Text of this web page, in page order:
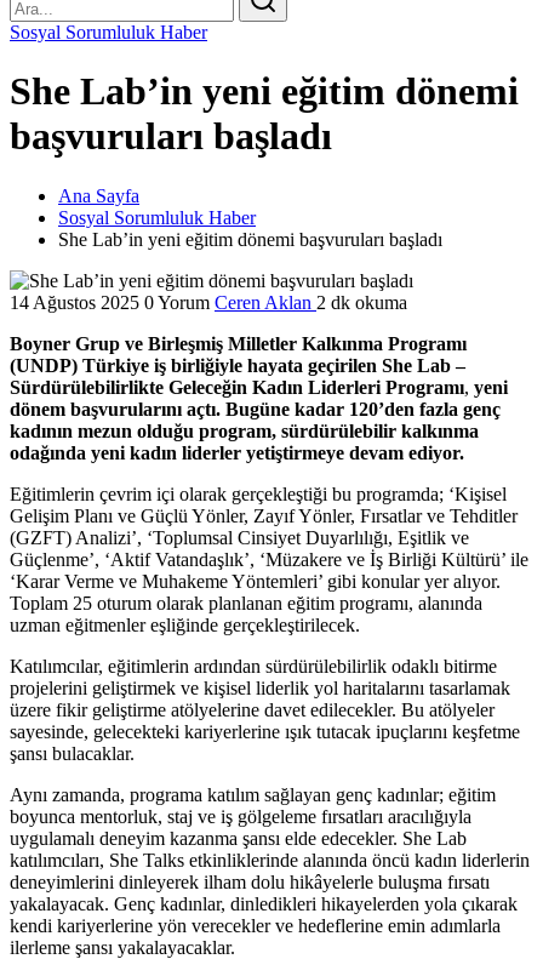
Sosyal Sorumluluk Haber
She Lab’in yeni eğitim dönemi
başvuruları başladı
Ana Sayfa
Sosyal Sorumluluk Haber
She Lab’in yeni eğitim dönemi başvuruları başladı
14 Ağustos 2025 0 Yorum Ceren Aklan 2 dk okuma
Boyner Grup ve Birleşmiş Milletler Kalkınma Programı
(UNDP) Türkiye iş birliğiyle hayata geçirilen She Lab –
Sürdürülebilirlikte Geleceğin Kadın Liderleri Programı, yeni
dönem başvurularını açtı. Bugüne kadar 120’den fazla genç
kadının mezun olduğu program, sürdürülebilir kalkınma
odağında yeni kadın liderler yetiştirmeye devam ediyor.
Eğitimlerin çevrim içi olarak gerçekleştiği bu programda; ‘Kişisel
Gelişim Planı ve Güçlü Yönler, Zayıf Yönler, Fırsatlar ve Tehditler
(GZFT) Analizi’, ‘Toplumsal Cinsiyet Duyarlılığı, Eşitlik ve
Güçlenme’, ‘Aktif Vatandaşlık’, ‘Müzakere ve İş Birliği Kültürü’ ile
‘Karar Verme ve Muhakeme Yöntemleri’ gibi konular yer alıyor.
Toplam 25 oturum olarak planlanan eğitim programı, alanında
uzman eğitmenler eşliğinde gerçekleştirilecek.
Katılımcılar, eğitimlerin ardından sürdürülebilirlik odaklı bitirme
projelerini geliştirmek ve kişisel liderlik yol haritalarını tasarlamak
üzere fikir geliştirme atölyelerine davet edilecekler. Bu atölyeler
sayesinde, gelecekteki kariyerlerine ışık tutacak ipuçlarını keşfetme
şansı bulacaklar.
Aynı zamanda, programa katılım sağlayan genç kadınlar; eğitim
boyunca mentorluk, staj ve iş gölgeleme fırsatları aracılığıyla
uygulamalı deneyim kazanma şansı elde edecekler. She Lab
katılımcıları, She Talks etkinliklerinde alanında öncü kadın liderlerin
deneyimlerini dinleyerek ilham dolu hikâyelerle buluşma fırsatı
yakalayacak. Genç kadınlar, dinledikleri hikayelerden yola çıkarak
kendi kariyerlerine yön verecekler ve hedeflerine emin adımlarla
ilerleme şansı yakalayacaklar.